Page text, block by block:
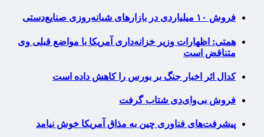
فروش ۱۰ میلیاردی در بازارهای شبانه‌روزی صنایع‌دستی
همتی: اظهارات وزیر خزانه‌داری آمریکا با مواضع قبلی وی
متناقض است
کدال اثر اخبار جنگ بر بورس را کاهش داده است
فروش بی‌وای‌دی شتاب گرفت
پیشرفت‌های فناوری چین به مذاق آمریکا خوش نیامد